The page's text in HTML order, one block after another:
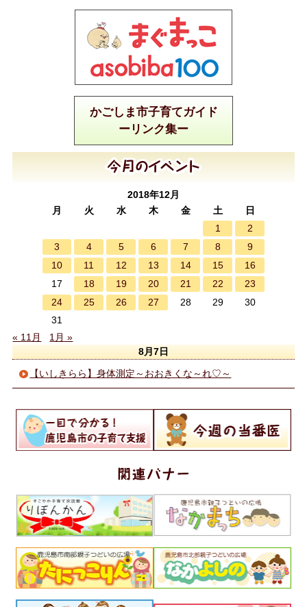
かごしま市子育てガイド
ーリンク集ー
2018年12月
月
火 水 木 金 土
日
1
2
3
4 5 6 7 8
9
10
11 12 13 14 15
16
17
18 19 20 21 22
23
24
25 26 27 28 29
30
31
« 11月
1月 »
8月7日
【いしきらら】身体測定～おおきくな～れ♡～